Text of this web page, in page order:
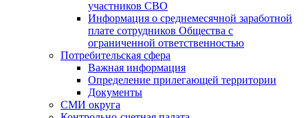
участников СВО
Информация о среднемесячной заработной
плате сотрудников Общества с
ограниченной ответственностью
Потребительская сфера
Важная информация
Определение прилегающей территории
Документы
СМИ округа